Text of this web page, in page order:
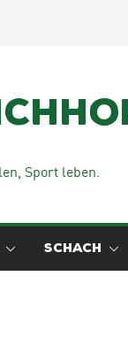
Sport leben.
SCHACH